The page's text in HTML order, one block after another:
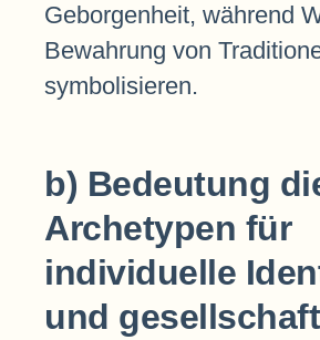
Geborgenheit, während
Bewahrung von
symbolisieren.
b) Bedeutung
Archetypen für
individuelle
und